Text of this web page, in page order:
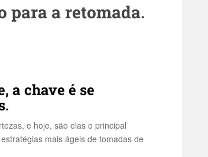
para a retomada.
a chave é se
e hoje, são elas o principal
mais ágeis de tomadas de